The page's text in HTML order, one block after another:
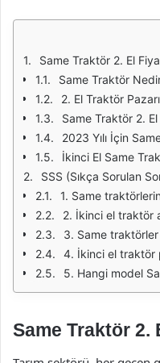
Same Traktör 2. El
Same Traktör
2. El Traktör
Same Traktör 2.
2023 Yılı İçin
İkinci El Same
SSS (Sıkça Sorulan
1. Same
2. İkinci el traktör
3. Same
4. İkinci el traktör
5. Hangi model
Same Traktör 2.